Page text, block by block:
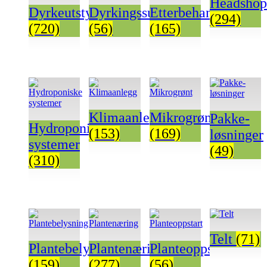
Dyrkeutstyr
(720)
Dyrkingssubstrat
(56)
Etterbehandling
(165)
(294)
Hydroponiske
systemer
(310)
Klimaanlegg
(153)
Mikrogrønt
(169)
Pakke-
løsninger
(49)
PlantebelysningPlantenæringPlanteoppstart
Telt (71)